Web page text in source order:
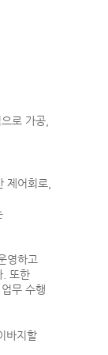
로 가공,
어회로,
영하고
. 또한
무 수행
바지할